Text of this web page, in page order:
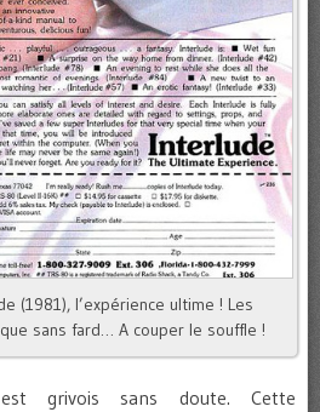
(1981), l’expérience ultime ! Les
sans fard… A couper le souffle !
est grivois sans doute. Cette